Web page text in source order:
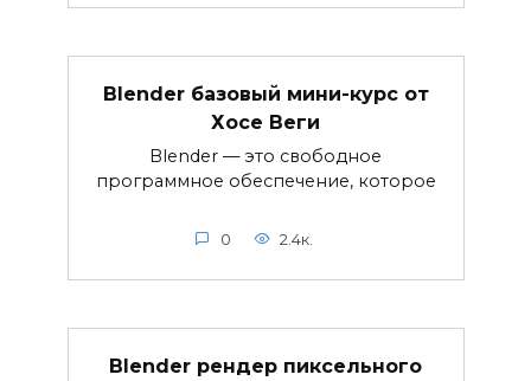
Blender базовый мини-курс от
Хосе Веги
Blender — это свободное
программное обеспечение, которое
0 2.4к.
Blender рендер пиксельного